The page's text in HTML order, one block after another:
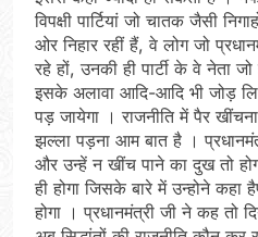
विपक्षी पार्टियां जो चातक जैसी
ओर निहार रहीं हैं, वे लोग जो
रहे हों, उनकी ही पार्टी के वे नेता
इसके अलावा आदि-आदि भी जोड़
पड़ जायेगा । राजनीति में पैर
झल्ला पड़ना आम बात है ।
और उन्हें न खींच पाने का दुख तो
ही होगा जिसके बारे में उन्होने कहा
होगा । प्रधानमंत्री जी ने कह तो